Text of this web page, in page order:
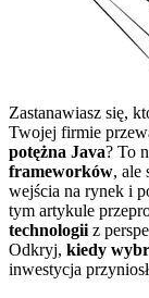
Zastanawiasz się,
Twojej firmie
potężna Java? To
frameworków, ale
wejścia na rynek i
tym artykule
technologiiz
Odkryj, kiedy
inwestycja